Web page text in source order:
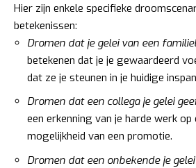
Hier zijn enkele specifieke
betekenissen:
Dromen dat je gelei van een
betekenen dat je je gewaardeerd
dat ze je steunen in je huidige
Dromen dat een collega je gelei
een erkenning van je harde werk
mogelijkheid van een promotie.
Dromen dat een onbekende je